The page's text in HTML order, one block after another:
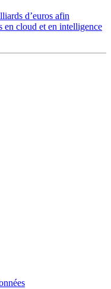
d’euros afin
en cloud et en intelligence